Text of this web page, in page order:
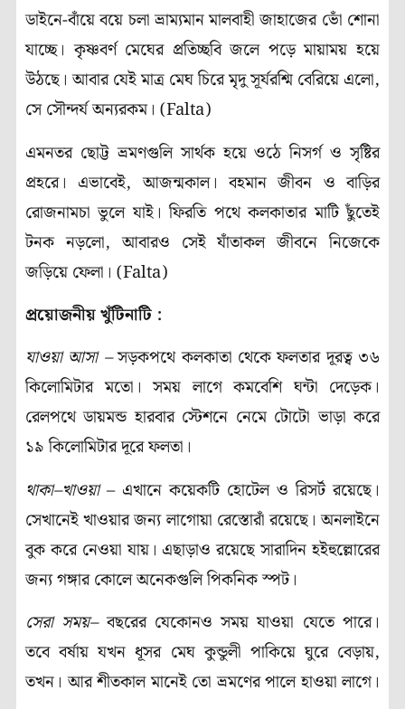
ডাইনে-বাঁয়ে বয়ে চলা ভ্রাম্যমান মালবাহী জাহাজের ভোঁ শোনা
যাচ্ছে। কৃষ্ণবর্ণ মেঘের প্রতিচ্ছবি জলে পড়ে মায়াময় হয়ে
উঠছে। আবার যেই মাত্র মেঘ চিরে মৃদু সূর্যরশ্মি বেরিয়ে এলো,
সে সৌন্দর্য অন্যরকম। (Falta)
এমনতর ছোট্ট ভ্রমণগুলি সার্থক হয়ে ওঠে নিসর্গ ও সৃষ্টির
প্রহরে। এভাবেই, আজন্মকাল। বহমান জীবন ও বাড়ির
রোজনামচা ভুলে যাই। ফিরতি পথে কলকাতার মাটি ছুঁতেই
টনক নড়লো, আবারও সেই যাঁতাকল জীবনে নিজেকে
জড়িয়ে ফেলা। (Falta)
প্রয়োজনীয় খুঁটিনাটি :
যাওয়া আসা –সড়কপথে কলকাতা থেকে ফলতার দূরত্ব ৩৬
কিলোমিটার মতো। সময় লাগে কমবেশি ঘন্টা দেড়েক।
রেলপথে ডায়মন্ড হারবার স্টেশনে নেমে টোটো ভাড়া করে
১৯ কিলোমিটার দূরে ফলতা।
থাকা–খাওয়া– এখানে কয়েকটি হোটেল ও রিসর্ট রয়েছে।
সেখানেই খাওয়ার জন্য লাগোয়া রেস্তোরাঁ রয়েছে। অনলাইনে
বুক করে নেওয়া যায়। এছাড়াও রয়েছে সারাদিন হইহুল্লোরের
জন্য গঙ্গার কোলে অনেকগুলি পিকনিক স্পট।
সেরা সময়–বছরের যেকোনও সময় যাওয়া যেতে পারে।
তবে বর্ষায় যখন ধূসর মেঘ কুন্ডুলী পাকিয়ে ঘুরে বেড়ায়,
তখন। আর শীতকাল মানেই তো ভ্রমণের পালে হাওয়া লাগে।